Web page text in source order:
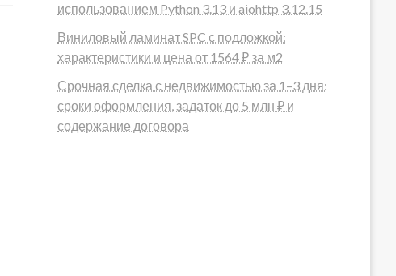
использованием Python 3.13 и aiohttp 3.12.15
Виниловый ламинат SPC с подложкой:
характеристики и цена от 1564 ₽ за м2
Срочная сделка с недвижимостью за 1–3 дня:
сроки оформления, задаток до 5 млн ₽ и
содержание договора